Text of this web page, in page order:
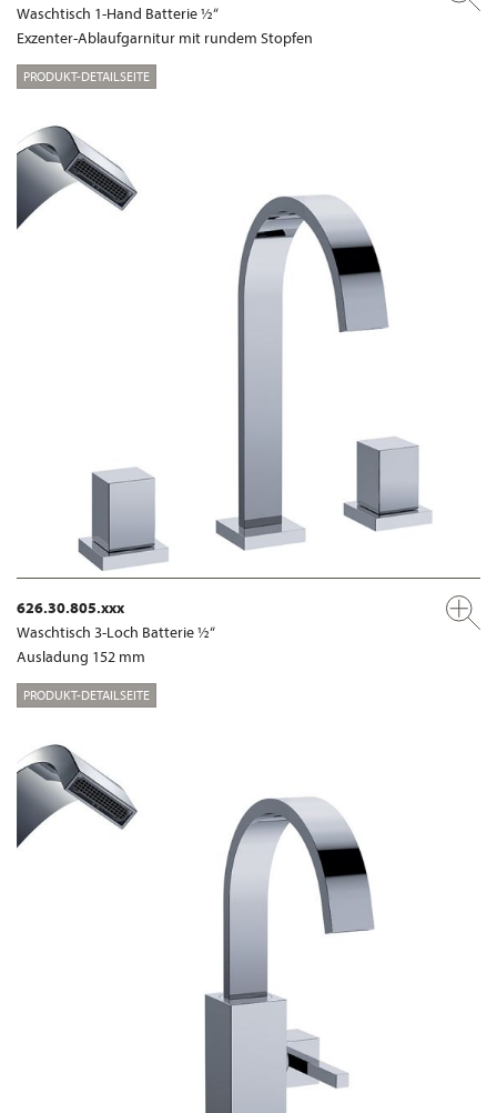
Waschtisch 1-Hand Batterie ½“
Exzenter-Ablaufgarnitur mit rundem Stopfen
PRODUKT-DETAILSEITE
626.30.805.xxx
Waschtisch 3-Loch Batterie ½“
Ausladung 152 mm
PRODUKT-DETAILSEITE